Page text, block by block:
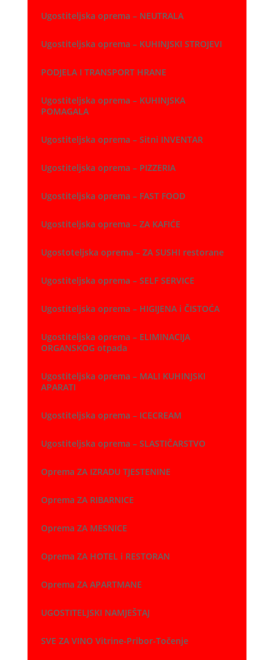
Ugostiteljska oprema – NEUTRALA
Ugostiteljska oprema – KUHINJSKI STROJEVI
PODJELA I TRANSPORT HRANE
Ugostiteljska oprema – KUHINJSKA
POMAGALA
Ugostiteljska oprema – Sitni INVENTAR
Ugostiteljska oprema – PIZZERIA
Ugostiteljska oprema – FAST FOOD
Ugostiteljska oprema – ZA KAFIĆE
Ugostoteljska oprema – ZA SUSHI restorane
Ugostiteljska oprema – SELF SERVICE
Ugostiteljska oprema – HIGIJENA i ČISTOĆA
Ugostiteljska oprema – ELIMINACIJA
ORGANSKOG otpada
Ugostiteljska oprema – MALI KUHINJSKI
APARATI
Ugostiteljska oprema – ICECREAM
Ugostiteljska oprema – SLASTIČARSTVO
Oprema ZA IZRADU TJESTENINE
Oprema ZA RIBARNICE
Oprema ZA MESNICE
Oprema ZA HOTEL i RESTORAN
Oprema ZA APARTMANE
UGOSTITELJSKI NAMJEŠTAJ
SVE ZA VINO Vitrine-Pribor-Točenje